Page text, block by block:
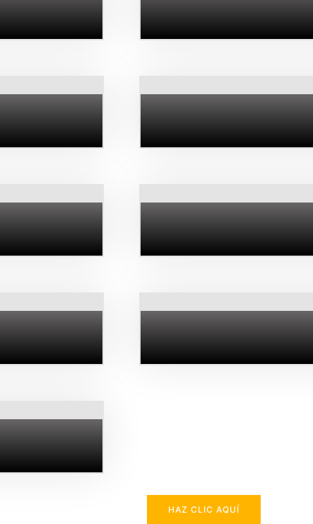
HAZ CLIC AQUÍ